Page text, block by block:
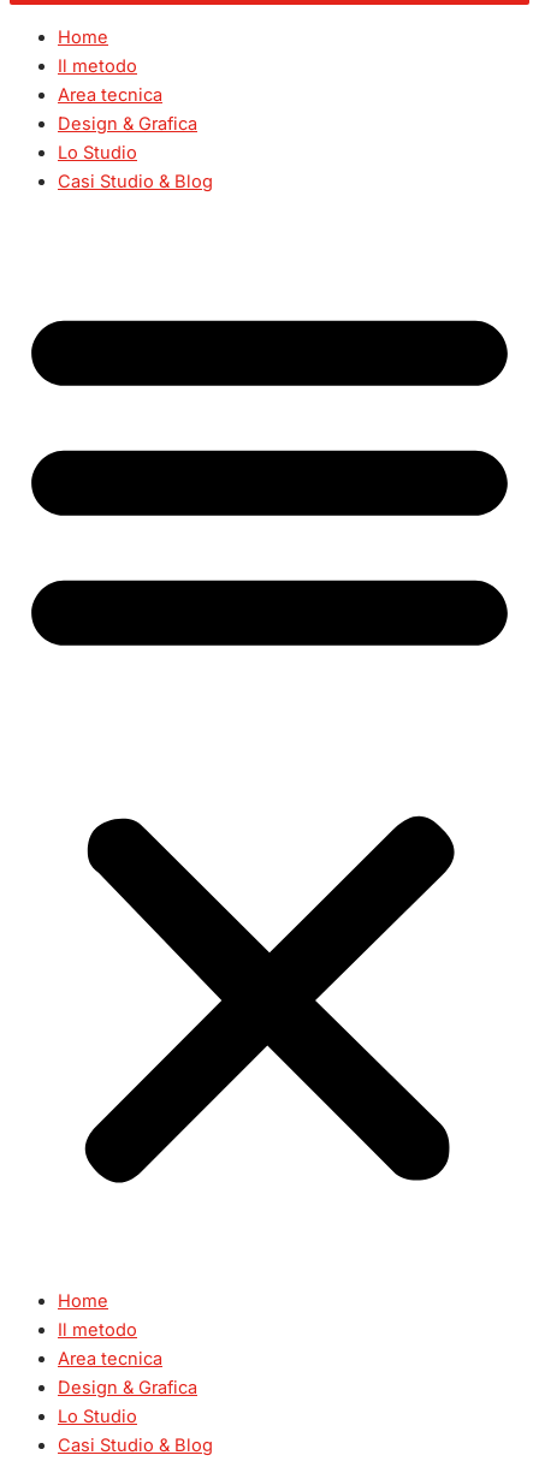
Home
Il metodo
Area tecnica
Design & Grafica
Lo Studio
Casi Studio & Blog
Home
Il metodo
Area tecnica
Design & Grafica
Lo Studio
Casi Studio & Blog